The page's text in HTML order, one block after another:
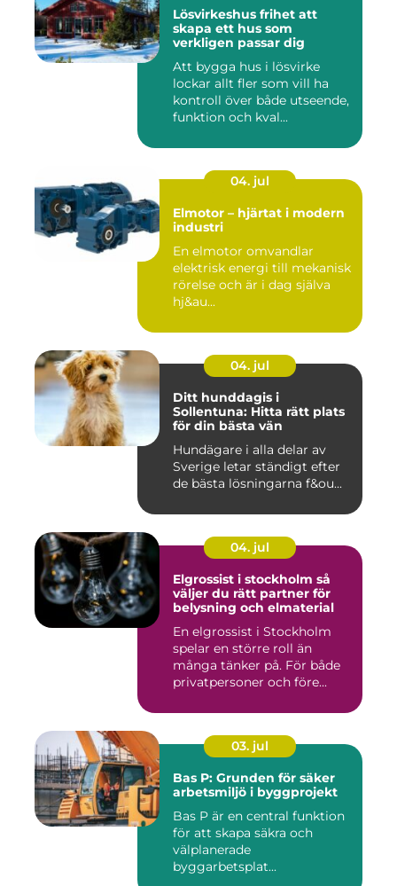
Lösvirkeshus frihet att
skapa ett hus som
verkligen passar dig
Att bygga hus i lösvirke
lockar allt fler som vill ha
kontroll över både utseende,
funktion och kval...
04. jul
Elmotor – hjärtat i modern
industri
En elmotor omvandlar
elektrisk energi till mekanisk
rörelse och är i dag själva
hj&au...
04. jul
Ditt hunddagis i
Sollentuna: Hitta rätt plats
för din bästa vän
Hundägare i alla delar av
Sverige letar ständigt efter
de bästa lösningarna f&ou...
04. jul
Elgrossist i stockholm så
väljer du rätt partner för
belysning och elmaterial
En elgrossist i Stockholm
spelar en större roll än
många tänker på. För både
privatpersoner och före...
03. jul
Bas P: Grunden för säker
arbetsmiljö i byggprojekt
Bas P är en central funktion
för att skapa säkra och
välplanerade
byggarbetsplat...